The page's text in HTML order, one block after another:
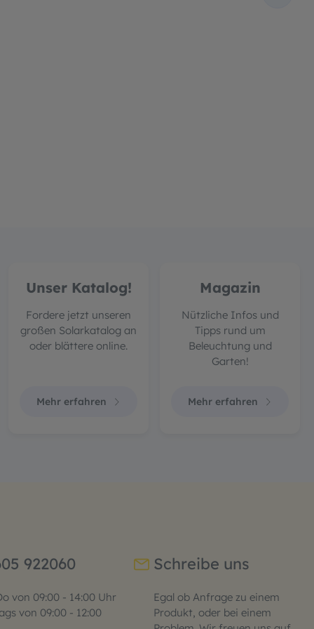
Unser Katalog!
Fordere jetzt unseren
großen Solarkatalog an
oder blättere online.
Mehr erfahren
Magazin
Nützliche Infos und
Tipps rund um
Beleuchtung und
Garten!
Mehr erfahren
922060
von 09:00 - 14:00 Uhr
von 09:00 - 12:00
Schreibe uns
Egal ob Anfrage zu einem
Produkt, oder bei einem